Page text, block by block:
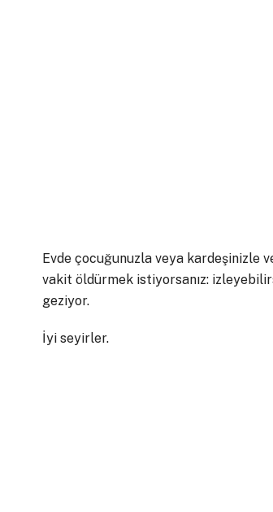
Evde çocuğunuzla veya kardeşinizle
vakit öldürmek istiyorsanız:
geziyor.
İyi seyirler.